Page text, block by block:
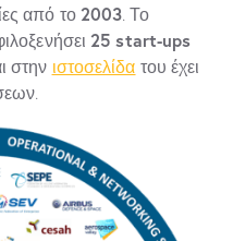
από το2003 . Το
25 start-ups
στην ιστοσελίδα του έχει